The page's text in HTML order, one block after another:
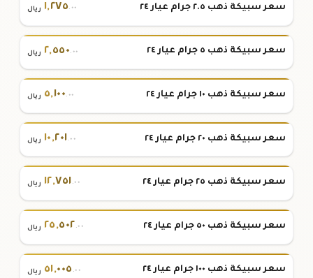
سعر سبيكة ذهب ٢.٥ جرام عيار ٢٤ ١,٢٧٥.٠٠ ريال
سعر سبيكة ذهب ٥ جرام عيار ٢٤ ٢,٥٥٠.٠٠ ريال
سعر سبيكة ذهب ١٠ جرام عيار ٢٤ ٥,١٠٠.٠٠ ريال
سعر سبيكة ذهب ٢٠ جرام عيار ٢٤ ١٠,٢٠١.٠٠ ريال
سعر سبيكة ذهب ٢٥ جرام عيار ٢٤ ١٢,٧٥١.٠٠ ريال
سعر سبيكة ذهب ٥٠ جرام عيار ٢٤ ٢٥,٥٠٢.٠٠ ريال
سعر سبيكة ذهب ١٠٠ جرام عيار ٢٤ ٥١,٠٠٥ .٠٠ ريال